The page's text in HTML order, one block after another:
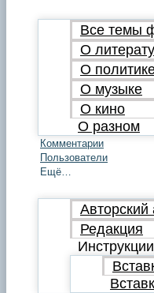
Все темы
О
О
О музыке
О кино
О разном
Комментарии
Пользователи
Ещё…
Авторский
Редакция
Инструкции